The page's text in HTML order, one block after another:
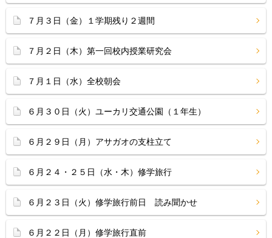
７月３日（金）１学期残り２週間
７月２日（木）第一回校内授業研究会
７月１日（水）全校朝会
６月３０日（火）ユーカリ交通公園（１年生）
６月２９日（月）アサガオの支柱立て
６月２４・２５日（水・木）修学旅行
６月２３日（火）修学旅行前日 読み聞かせ
６月２２日（月）修学旅行直前